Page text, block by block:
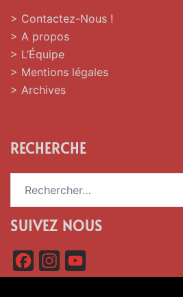
> Contactez-Nous !
> A propos
> L’Équipe
> Mentions légales
> Archives
RECHERCHE
SUIVEZ NOUS
a
n
o